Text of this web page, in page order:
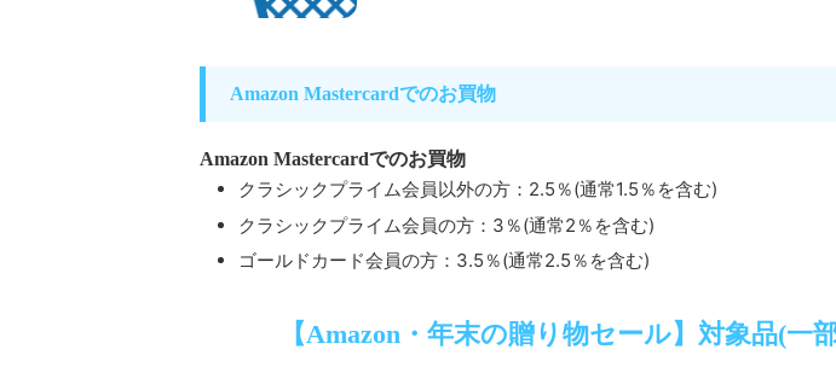
Amazon Mastercardでのお買物
Amazon Mastercardでのお買物
クラシックプライム会員以外の方：2.5％(通常1.5％を含む)
クラシックプライム会員の方：3％(通常2％を含む)
ゴールドカード会員の方：3.5％(通常2.5％を含む)
【Amazon・年末の贈り物セール】対象品(一